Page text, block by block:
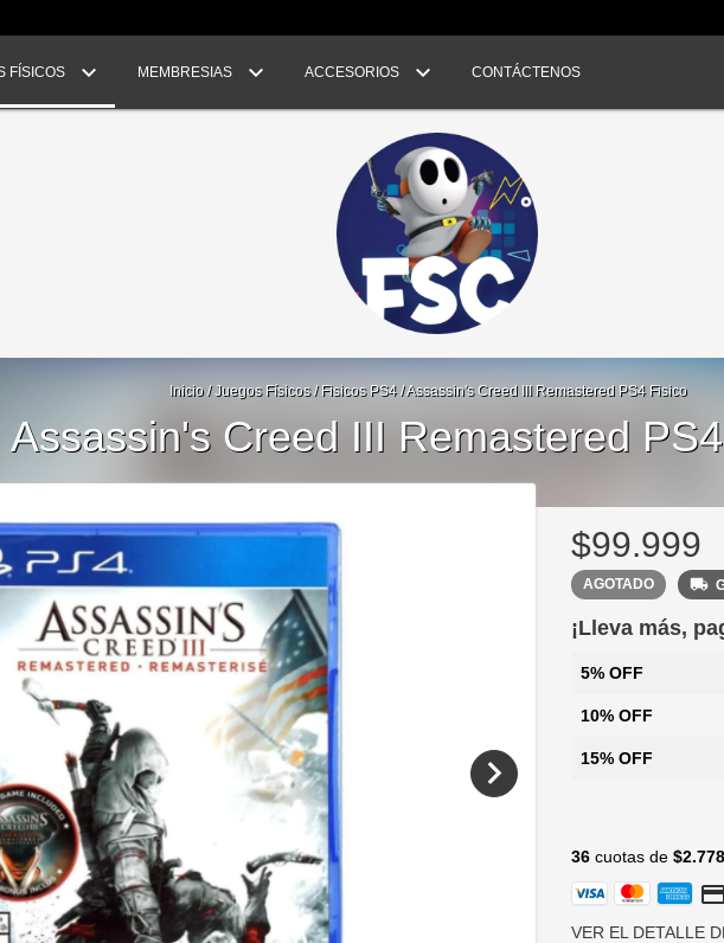
FÍSICOS MEMBRESIAS ACCESORIOS CONTÁCTENOS
Inicio / Juegos Físicos / Fisicos PS4 /Assassin's Creed III Remastered PS4 Fisico
Assassin's Creed III Remastered
$99.999
AGOTADO
¡Lleva más,
5% OFF
10% OFF
15% OFF
36cuotas de $2.778
VER EL DETALLE